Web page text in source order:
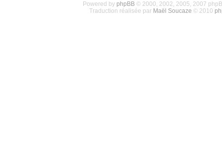
Powered by phpBB© 2000, 2002, 2005, 2007
Traduction réalisée par Maël Soucaze © 2010